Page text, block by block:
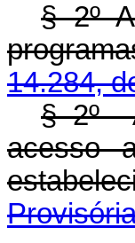
§ 2º
14.284,
§ 2º
acesso